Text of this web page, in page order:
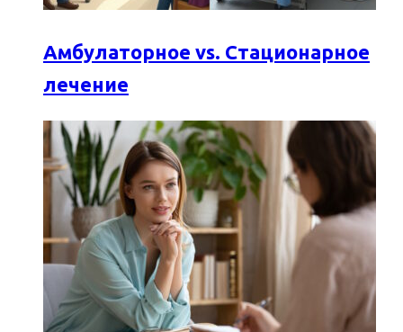
Амбулаторное vs. Стационарное
лечение